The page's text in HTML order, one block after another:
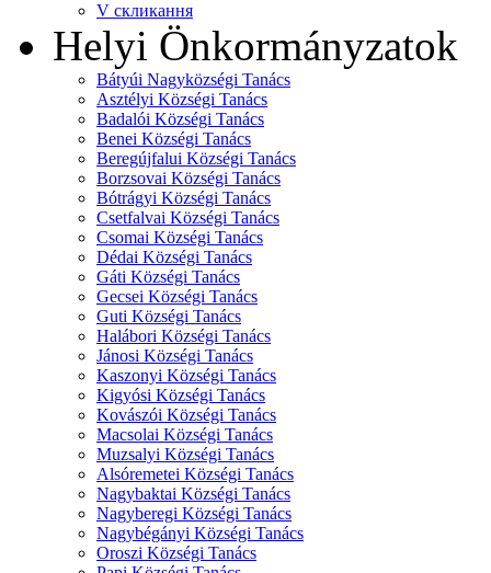
V скликання
Helyi Önkormányzatok
Bátyúi Nagyközségi Tanács
Asztélyi Községi Tanács
Badalói Községi Tanács
Benei Községi Tanács
Beregújfalui Községi Tanács
Borzsovai Községi Tanács
Bótrágyi Községi Tanács
Csetfalvai Községi Tanács
Csomai Községi Tanács
Dédai Községi Tanács
Gáti Községi Tanács
Gecsei Községi Tanács
Guti Községi Tanács
Halábori Községi Tanács
Jánosi Községi Tanács
Kaszonyi Községi Tanács
Kigyósi Községi Tanács
Kovászói Községi Tanács
Macsolai Községi Tanács
Muzsalyi Községi Tanács
Alsóremetei Községi Tanács
Nagybaktai Községi Tanács
Nagyberegi Községi Tanács
Nagybégányi Községi Tanács
Oroszi Községi Tanács